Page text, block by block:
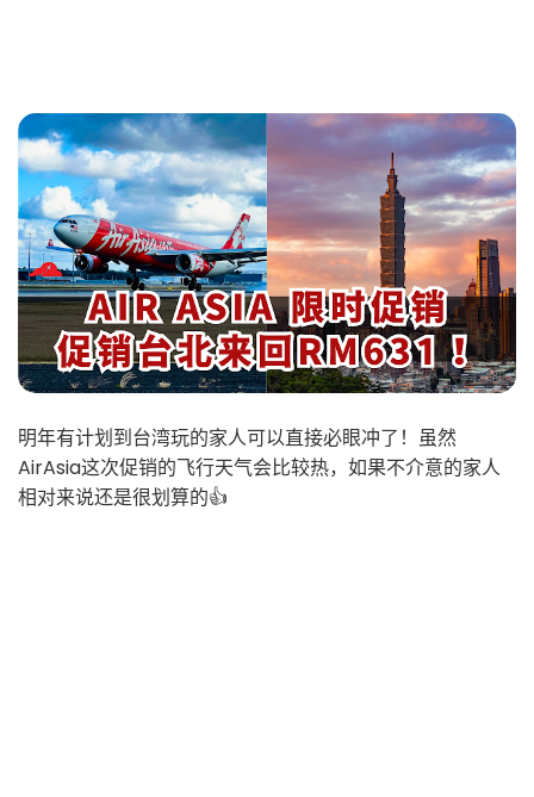
明年有计划到台湾玩的家人可以直接必眼冲了！虽然
AirAsia这次促销的飞行天气会比较热，如果不介意的家人
相对来说还是很划算的👍